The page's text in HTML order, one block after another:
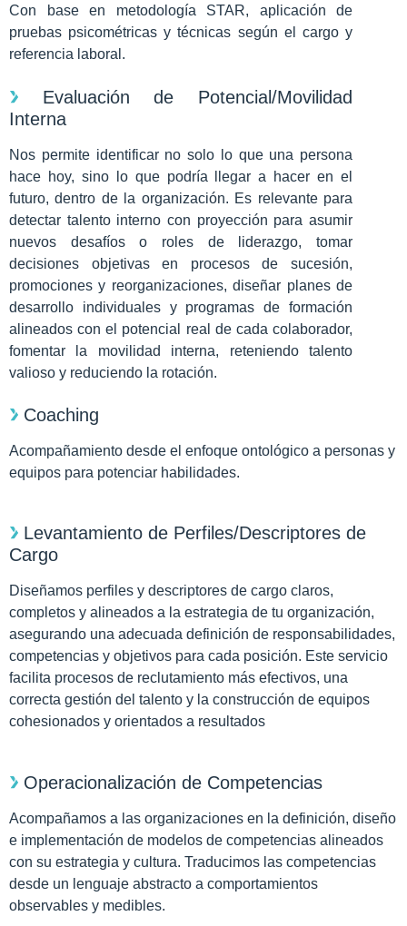
Con base en metodología STAR, aplicación de
pruebas psicométricas y técnicas según el cargo y
referencia laboral.
Evaluación de Potencial/Movilidad
Interna
Nos permite identificar no solo lo que una persona
hace hoy, sino lo que podría llegar a hacer en el
futuro, dentro de la organización. Es relevante para
detectar talento interno con proyección para asumir
nuevos desafíos o roles de liderazgo, tomar
decisiones objetivas en procesos de sucesión,
promociones y reorganizaciones, diseñar planes de
desarrollo individuales y programas de formación
alineados con el potencial real de cada colaborador,
fomentar la movilidad interna, reteniendo talento
valioso y reduciendo la rotación.
Coaching
Acompañamiento desde el enfoque ontológico a personas y
equipos para potenciar habilidades.
Levantamiento de Perfiles/Descriptores de
Cargo
Diseñamos perfiles y descriptores de cargo claros,
completos y alineados a la estrategia de tu organización,
asegurando una adecuada definición de responsabilidades,
competencias y objetivos para cada posición. Este servicio
facilita procesos de reclutamiento más efectivos, una
correcta gestión del talento y la construcción de equipos
cohesionados y orientados a resultados
Operacionalización de Competencias
Acompañamos a las organizaciones en la definición, diseño
e implementación de modelos de competencias alineados
con su estrategia y cultura. Traducimos las competencias
desde un lenguaje abstracto a comportamientos
observables y medibles.